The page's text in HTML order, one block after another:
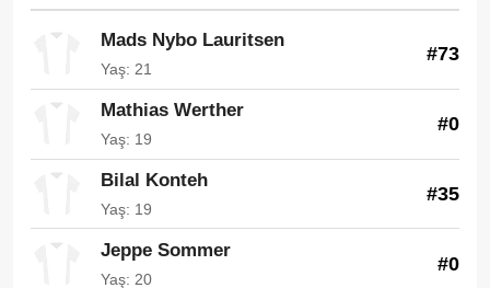
Mads Nybo Lauritsen
Yaş: 21
#73
Mathias Werther
Yaş: 19
#0
Bilal Konteh
Yaş: 19
#35
Jeppe Sommer
Yaş: 20
#0